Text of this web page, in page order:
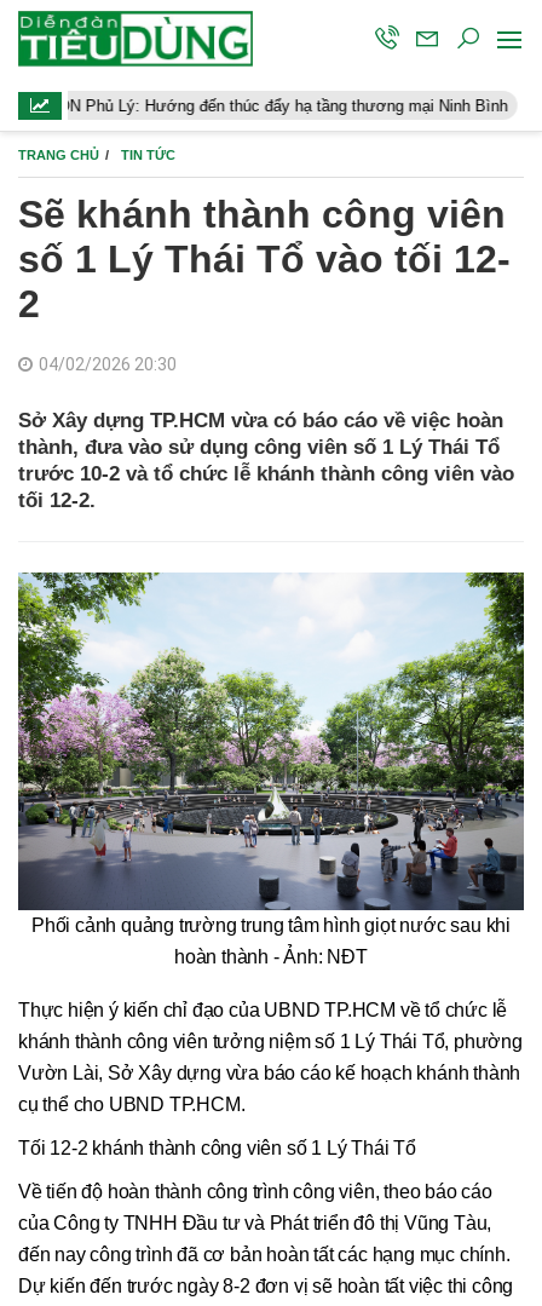
Hướng đến thúc đẩy hạ tầng thương mại Ninh Bình Điều hành
TRANG CHỦ TIN TỨC
Sẽ khánh thành công viên
số 1 Lý Thái Tổ vào tối 12-
2
04/02/2026 20:30
Sở Xây dựng TP.HCM vừa có báo cáo về việc hoàn
thành, đưa vào sử dụng công viên số 1 Lý Thái Tổ
trước 10-2 và tổ chức lễ khánh thành công viên vào
tối 12-2.
Phối cảnh quảng trường trung tâm hình giọt nước sau khi
hoàn thành - Ảnh: NĐT
Thực hiện ý kiến chỉ đạo của UBND TP.HCM về tổ chức lễ
khánh thành công viên tưởng niệm số 1 Lý Thái Tổ, phường
Vườn Lài, Sở Xây dựng vừa báo cáo kế hoạch khánh thành
cụ thể cho UBND TP.HCM.
Tối 12-2 khánh thành công viên số 1 Lý Thái Tổ
Về tiến độ hoàn thành công trình công viên, theo báo cáo
của Công ty TNHH Đầu tư và Phát triển đô thị Vũng Tàu,
đến nay công trình đã cơ bản hoàn tất các hạng mục chính.
Dự kiến đến trước ngày 8-2 đơn vị sẽ hoàn tất việc thi công